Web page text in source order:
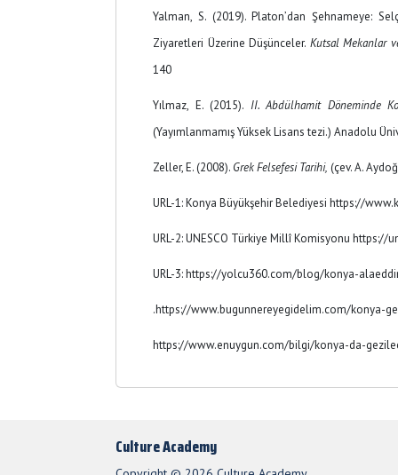
Yalman, S. (2019). Platon’dan Şehnameye:
Ziyaretleri Üzerine Düşünceler. Kutsal Mekanlar
140
Yılmaz, E. (2015). II. Abdülhamit Döneminde
(Yayımlanmamış Yüksek Lisans tezi.) Anadolu
Zeller, E. (2008). Grek Felsefesi Tarihi, (çev. A.
URL-1: Konya Büyükşehir Belediyesi https://
URL-2: UNESCO Türkiye Millî Komisyonu https://
URL-3: https://yolcu360.com/blog/konya-
.https://www.bugunnereyegidelim.com/konya-
https://www.enuygun.com/bilgi/konya-da-
Culture Academy